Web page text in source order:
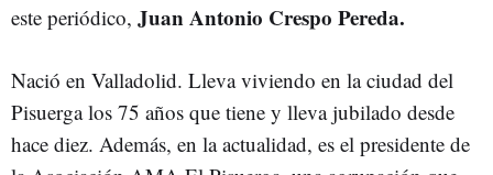
este periódico, Juan Antonio Crespo Pereda.
Nació en Valladolid. Lleva viviendo en la ciudad del
Pisuerga los 75 años que tiene y lleva jubilado desde
hace diez. Además, en la actualidad, es el presidente de